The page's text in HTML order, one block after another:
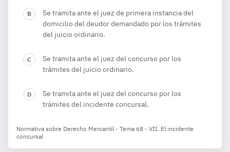
Se tramita ante el juez de primera instancia del
domicilio del deudor demandado por los trámites
del juicio ordinario.
Se tramita ante el juez del concurso por los
trámites del juicio ordinario.
Se tramita ante el juez del concurso por los
trámites del incidente concursal.
Normativa sobre Derecho Mercantil - Tema 68 - VII. El incidente
concursal